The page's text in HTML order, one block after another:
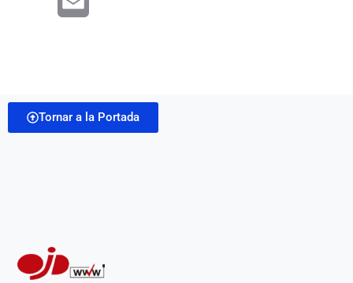
o
A
Tornar a la Portada